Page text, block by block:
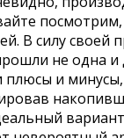
В силу своей
не одна
и